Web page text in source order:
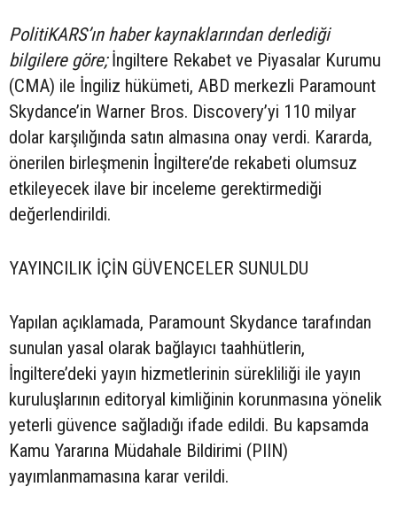
PolitiKARS’ın haber kaynaklarından derlediği
bilgilere göre;İngiltere Rekabet ve Piyasalar Kurumu
(CMA) ile İngiliz hükümeti, ABD merkezli Paramount
Skydance’in Warner Bros. Discovery’yi 110 milyar
dolar karşılığında satın almasına onay verdi. Kararda,
önerilen birleşmenin İngiltere’de rekabeti olumsuz
etkileyecek ilave bir inceleme gerektirmediği
değerlendirildi.
YAYINCILIK İÇİN GÜVENCELER SUNULDU
Yapılan açıklamada, Paramount Skydance tarafından
sunulan yasal olarak bağlayıcı taahhütlerin,
İngiltere’deki yayın hizmetlerinin sürekliliği ile yayın
kuruluşlarının editoryal kimliğinin korunmasına yönelik
yeterli güvence sağladığı ifade edildi. Bu kapsamda
Kamu Yararına Müdahale Bildirimi (PIIN)
yayımlanmamasına karar verildi.